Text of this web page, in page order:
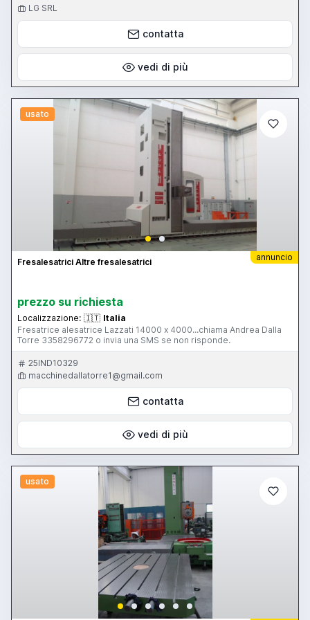
LG SRL
contatta
vedi di più
usato
annuncio
Fresalesatrici Altre fresalesatrici
prezzo su richiesta
Localizzazione: 🇮🇹 Italia
Fresatrice alesatrice Lazzati 14000 x 4000...chiama Andrea Dalla
Torre 3358296772 o invia una SMS se non risponde.
25IND10329
macchinedallatorre1@gmail.com
contatta
vedi di più
usato